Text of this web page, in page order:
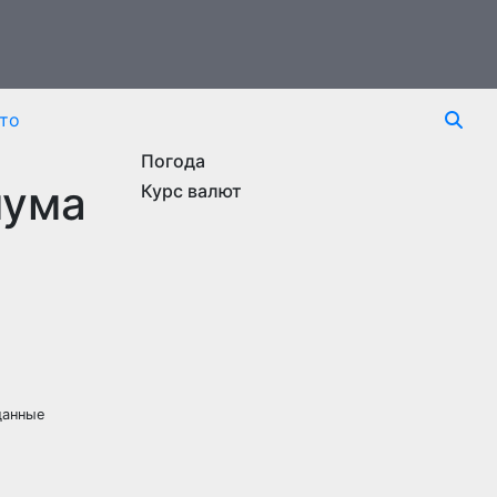
Погода
Курс валют